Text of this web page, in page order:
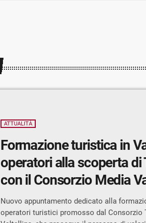
ATTUALITÀ
Formazione turistica in
operatori alla scoperta di
con il Consorzio Media
Nuovo appuntamento dedicato alla
operatori turistici promosso dal Consorzio